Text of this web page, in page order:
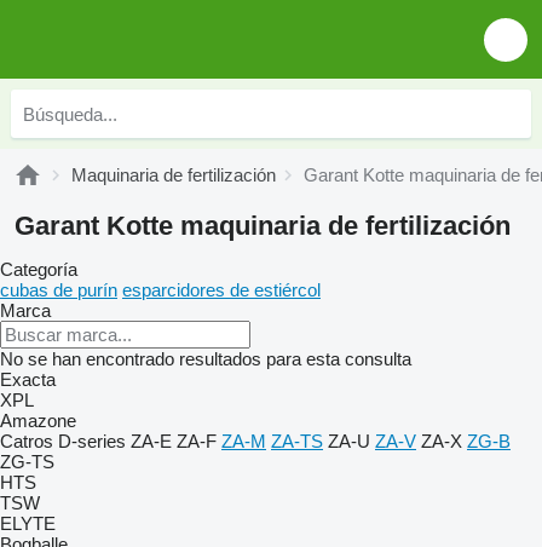
Maquinaria de fertilización Garant Kotte maquinaria de
Garant Kotte maquinaria de fertilización
Categoría
cubas de purín esparcidores de estiércol
Marca
No se han encontrado resultados para esta consulta
Exacta
XPL
Amazone
Catros D-series ZA-E ZA-F ZA-M ZA-TS ZA-U ZA-V ZA-X ZG-B
ZG-TS
HTS
TSW
ELYTE